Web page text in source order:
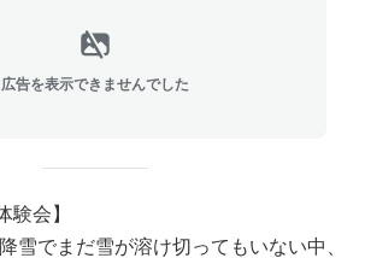
広告を表示できませんでした
験会】
雪でまだ雪が溶け切ってもいない中、